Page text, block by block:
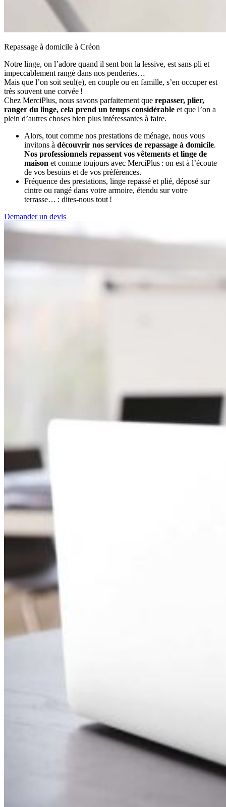
Repassage à domicile à Créon
Notre linge, on l’adore quand il sent bon la lessive, est sans pli et
impeccablement rangé dans nos penderies…
Mais que l’on soit seul(e), en couple ou en famille, s’en occuper est
très souvent une corvée !
Chez MerciPlus, nous savons parfaitement que repasser, plier,
ranger du linge, cela prend un temps considérable et que l’on a
plein d’autres choses bien plus intéressantes à faire.
Alors, tout comme nos prestations de ménage, nous vous
invitons à découvrir nos services de repassage à domicile.
Nos professionnels repassent vos vêtements et linge de
maison et comme toujours avec MerciPlus : on est à l’écoute
de vos besoins et de vos préférences.
Fréquence des prestations, linge repassé et plié, déposé sur
cintre ou rangé dans votre armoire, étendu sur votre
terrasse… : dites-nous tout !
Demander un devis